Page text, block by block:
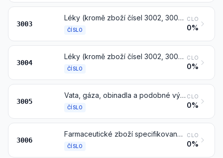
3003
Léky (kromě zboží čísel 3002, 3005 nebo 3006) sestávající ze dvou nebo více složek smíchaných k terapeutickým nebo profylaktickým účelům, které nejsou v odměřených dávkách nebo upravené ve formě nebo v balení pro drobný prodej
ČÍSLO
CLO
0%
3004
Léky (kromě zboží čísel 3002, 3005 nebo 3006) sestávající ze smíšených nebo nesmíšených výrobků k terapeutickým nebo profylaktickým účelům, v odměřených dávkách (včetně těch, které jsou ve formě transdermálních aplikačních systémů) nebo upravené ve formě nebo v balení pro drobný prodej
ČÍSLO
CLO
0%
3005
Vata, gáza, obinadla a podobné výrobky (například obvazy, náplasti, zábaly), impregnované nebo potažené farmaceutickými látkami nebo upravené ve formě nebo v balení pro drobný prodej k léčebným a chirurgickým účelům a pro účely zubního nebo veterinárního lékařství
ČÍSLO
CLO
0%
3006
Farmaceutické zboží specifikované v poznámce 4 k této kapitole
ČÍSLO
CLO
0%